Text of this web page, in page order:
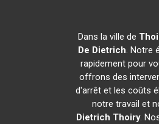
Dans la ville de
De Dietrich. Notre
rapidement pour
offrons des
d'arrêt et les coûts
notre travail et
Dietrich Thoiry.